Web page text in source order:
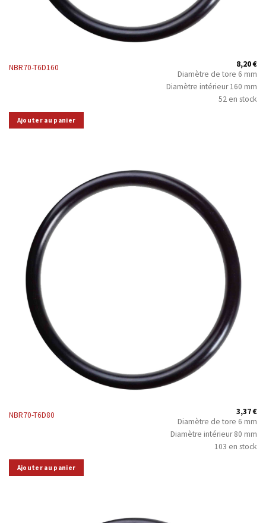
NBR70-T6D160 8,20€
Diamètre de tore 6 mm
Diamètre intérieur 160 mm
52 en stock
Ajouter au panier
NBR70-T6D80 3,37€
Diamètre de tore 6 mm
Diamètre intérieur 80 mm
103 en stock
Ajouter au panier